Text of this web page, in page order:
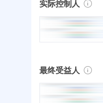
实际控制人
最终受益人